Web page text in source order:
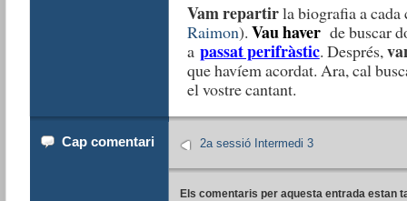
Vam repartirla biografia a cada
Raimon). Vau haver de buscar
a passat perifràstic. Després,
que havíem acordat. Ara, cal
el vostre cantant.
Cap comentari 2a sessió Intermedi 3
Els comentaris per aquesta entrada estan